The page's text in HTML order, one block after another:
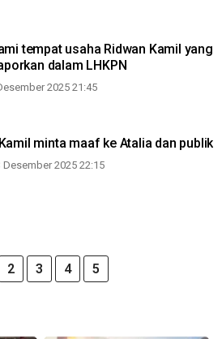
tempat usaha Ridwan Kamil yang
dalam LHKPN
2025 21:45
minta maaf ke Atalia dan publik
Desember 2025 22:15
2 3 4 5